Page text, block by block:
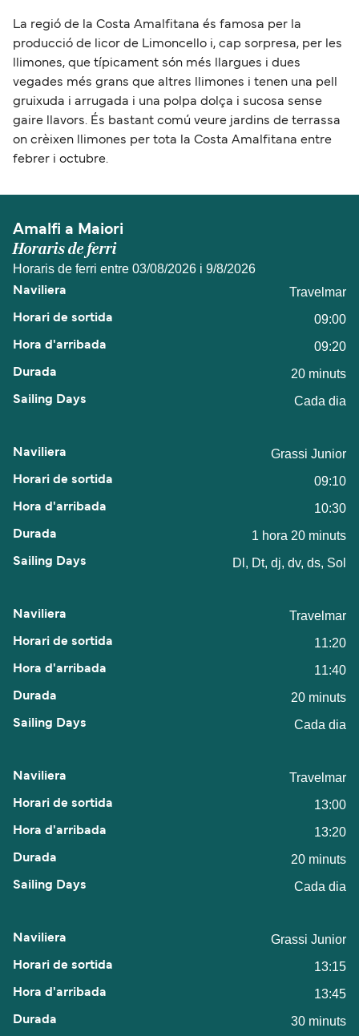
La regió de la Costa Amalfitana és famosa per la
producció de licor de Limoncello i, cap sorpresa, per les
llimones, que típicament són més llargues i dues
vegades més grans que altres llimones i tenen una pell
gruixuda i arrugada i una polpa dolça i sucosa sense
gaire llavors. És bastant comú veure jardins de terrassa
on crèixen llimones per tota la Costa Amalfitana entre
febrer i octubre.
Amalfi a Maiori
Horaris de ferri
Horaris de ferri entre 03/08/2026 i 9/8/2026
Travelmar
09:00
09:20
20 minuts
Cada dia
Grassi Junior
09:10
10:30
1 hora 20 minuts
Dl, Dt, dj, dv, ds, Sol
Travelmar
11:20
11:40
20 minuts
Cada dia
Travelmar
13:00
13:20
20 minuts
Cada dia
Grassi Junior
13:15
13:45
30 minuts